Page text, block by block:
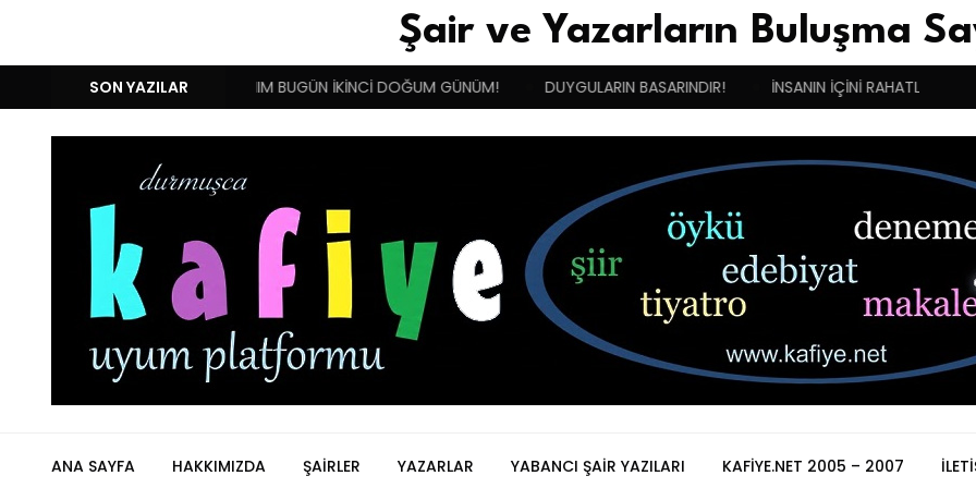
Şair ve Yazarların Buluşma
SON YAZILAR
YUNANISTAN !!! BENIM BUGÜN İKİNCİ DOĞUM GÜNÜM! DUYGULARIN BASARINDIR! İNSANIN İÇİNİ RAHATLATAN MELEK
ANA SAYFA HAKKIMIZDA ŞAIRLER YAZARLAR YABANCI ŞAIR YAZILARI KAFIYE.NET 2005 – 2007